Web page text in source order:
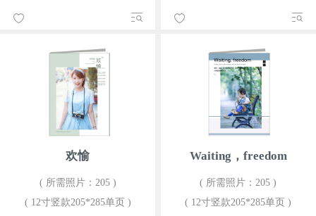
欢愉
( 所需照片：205 )
( 12寸竖款205*285单页 )
Waiting，freedom
( 所需照片：205 )
( 12寸竖款205*285单页 )